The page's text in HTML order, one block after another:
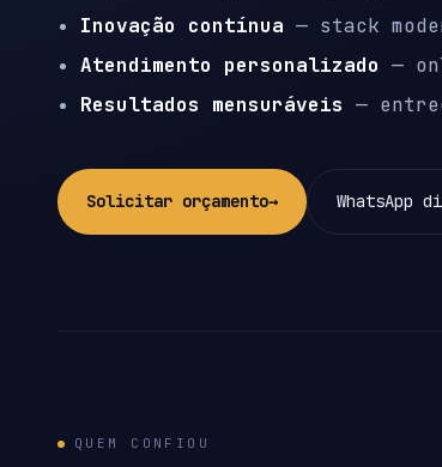
Inovação contínua — stack
Atendimento personalizado —
Resultados mensuráveis —
Solicitar orçamento→ WhatsApp
QUEM CONFIOU